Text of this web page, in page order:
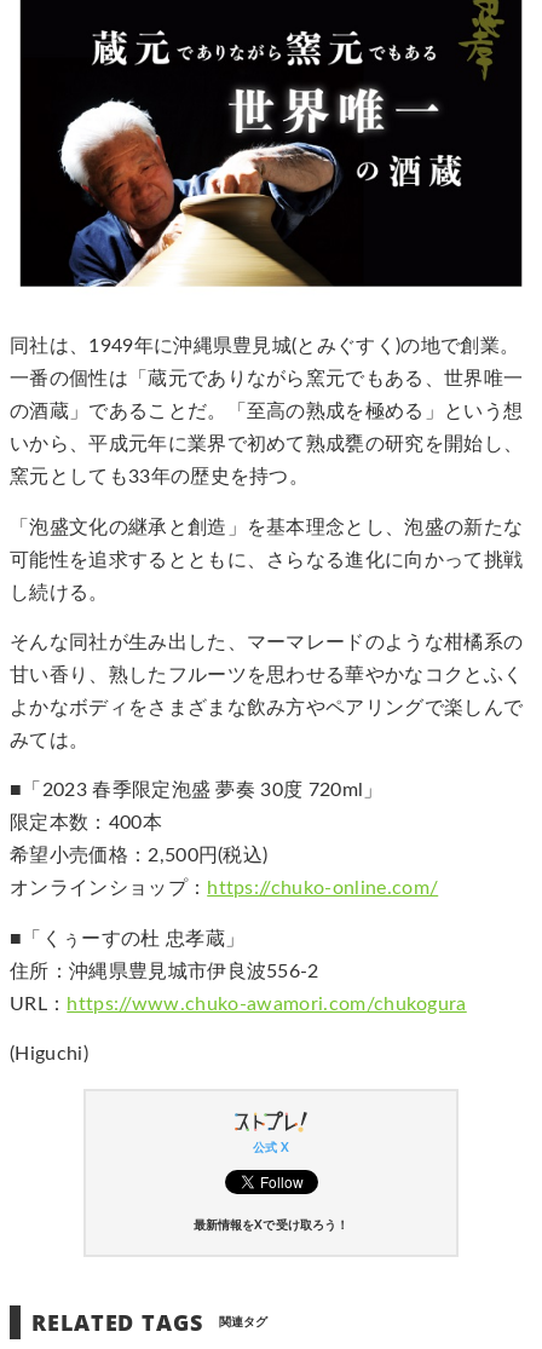
同社は、1949年に沖縄県豊見城(とみぐすく)の地で創業。
一番の個性は「蔵元でありながら窯元でもある、世界唯一
の酒蔵」であることだ。「至高の熟成を極める」という想
いから、平成元年に業界で初めて熟成甕の研究を開始し、
窯元としても33年の歴史を持つ。
「泡盛文化の継承と創造」を基本理念とし、泡盛の新たな
可能性を追求するとともに、さらなる進化に向かって挑戦
し続ける。
そんな同社が生み出した、マーマレードのような柑橘系の
甘い香り、熟したフルーツを思わせる華やかなコクとふく
よかなボディをさまざまな飲み方やペアリングで楽しんで
みては。
■「2023 春季限定泡盛 夢奏 30度 720ml」
限定本数：400本
希望小売価格：2,500円(税込)
オンラインショップ： https://chuko-online.com/
■「くぅーすの杜 忠孝蔵」
住所：沖縄県豊見城市伊良波556-2
URL： https://www.chuko-awamori.com/chukogura
(Higuchi)
公式 X
最新情報をXで受け取ろう！
RELATED TAGS 関連タグ